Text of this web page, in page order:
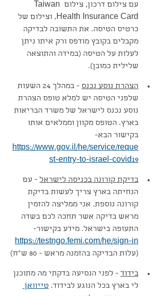
עם צילום דרכון, צילום Taiwan
Health Insurance Card, וצילום של
כרטיס הטיסה. את התשובה לבדיקה
מקבלים בקובץ מודפס ורק איתו ניתן
לעלות על הטיסה (במידה והתוצאה
שלילית כמובן).
הצהרת נוסע נכנס
- במהלך 24 השעות
שלפני הטיסה יש למלא טופס הצהרת
נוסע נכנס לישראל של משרד הבריאות
בארץ. הטופס מקוון וממלאים אותו
בקישור הבא-
https://www.gov.il/he/service/reque
st-entry-to-israel-covid19
בדיקת קורונה בכניסה לישראל - עם
הנחיתה בארץ צריך לעשות בדיקת
קורונה נוספת. אני ממליצה להזמין
מראש בדיקה אשר תחכה לכם בשדה
התעופה בישראל. מידע בקישור-
https://testngo.femi.com/he/sign-in
(עלות הבדיקה בהזמנה מראש - 80 ש״ח)
בידוד - לפני הנסיעה בדקתי מה מתוכנן
לי בארץ בכל הנוגע לבידוד. טייוואן